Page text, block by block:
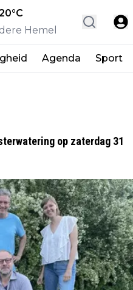
°C
Hemel
Agenda Sport
op zaterdag 31